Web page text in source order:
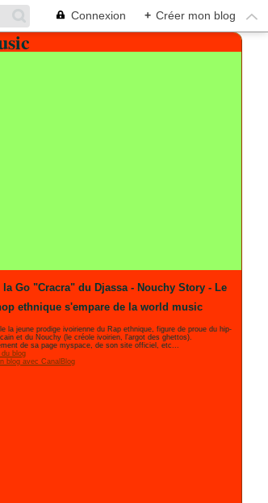
Connexion + Créer mon blog
la Go "Cracra" du Djassa - Nouchy Story - Le
ethnique s'empare de la world music
la jeune prodige ivoirienne du Rap ethnique, figure de proue du hip-
et du Nouchy (le créole ivoirien, l'argot des ghettos).
de sa page myspace, de son site officiel, etc...
blog
blog avec CanalBlog